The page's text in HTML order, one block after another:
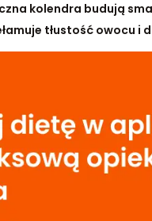
kolendra budują
tłustość owocu i